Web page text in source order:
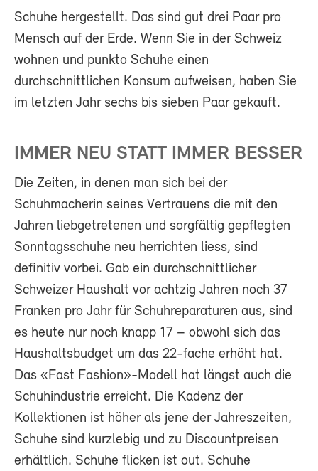
Schuhe hergestellt. Das sind gut drei Paar pro
Mensch auf der Erde. Wenn Sie in der Schweiz
wohnen und punkto Schuhe einen
durchschnittlichen Konsum aufweisen, haben Sie
im letzten Jahr sechs bis sieben Paar gekauft.
IMMER NEU STATT IMMER BESSER
Die Zeiten, in denen man sich bei der
Schuhmacherin seines Vertrauens die mit den
Jahren liebgetretenen und sorgfältig gepflegten
Sonntagsschuhe neu herrichten liess, sind
definitiv vorbei. Gab ein durchschnittlicher
Schweizer Haushalt vor achtzig Jahren noch 37
Franken pro Jahr für Schuhreparaturen aus, sind
es heute nur noch knapp 17 – obwohl sich das
Haushaltsbudget um das 22-fache erhöht hat.
Das «Fast Fashion»-Modell hat längst auch die
Schuhindustrie erreicht. Die Kadenz der
Kollektionen ist höher als jene der Jahreszeiten,
Schuhe sind kurzlebig und zu Discountpreisen
erhältlich. Schuhe flicken ist out. Schuhe